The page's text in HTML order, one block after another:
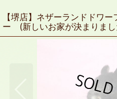
【堺店】ネザーランドドワ
ー (新しいお家が決まりま